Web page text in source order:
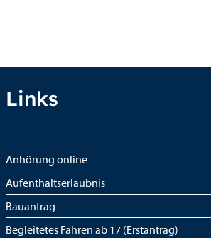
Links
Anhörung online
Aufenthaltserlaubnis
Bauantrag
Begleitetes Fahren ab 17 (Erstantrag)